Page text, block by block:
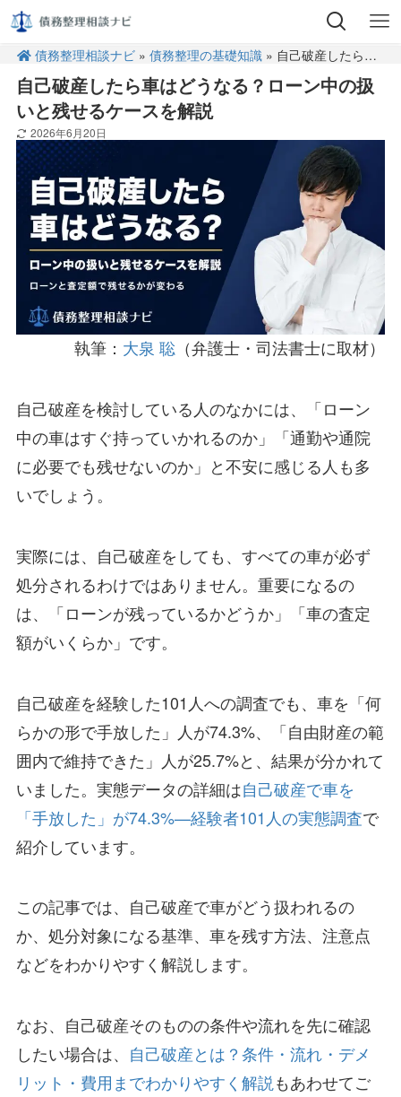
債務整理相談ナビ »債務整理の基礎知識 » 自己破産したら車はどうなる？ローン中の扱いと残せるケースを解説
自己破産したら車はどうなる？ローン中の扱
いと残せるケースを解説
2026年6月20日
執筆： 大泉 聡 （弁護士・司法書士に取材）
自己破産を検討している人のなかには、「ローン
中の車はすぐ持っていかれるのか」「通勤や通院
に必要でも残せないのか」と不安に感じる人も多
いでしょう。
実際には、自己破産をしても、すべての車が必ず
処分されるわけではありません。重要になるの
は、「ローンが残っているかどうか」「車の査定
額がいくらか」です。
自己破産を経験した101人への調査でも、車を「何
らかの形で手放した」人が74.3%、「自由財産の範
囲内で維持できた」人が25.7%と、結果が分かれて
いました。実態データの詳細は自己破産で車を
「手放した」が74.3%—経験者101人の実態調査で
紹介しています。
この記事では、自己破産で車がどう扱われるの
か、処分対象になる基準、車を残す方法、注意点
などをわかりやすく解説します。
なお、自己破産そのものの条件や流れを先に確認
したい場合は、 自己破産とは？条件・流れ・デメ
リット・費用までわかりやすく解説もあわせてご